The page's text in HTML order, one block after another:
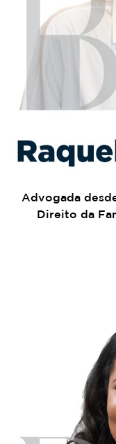
Advogada
Direito da